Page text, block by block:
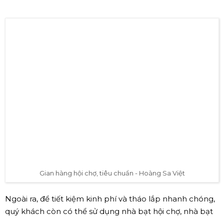
Gian hàng hội chợ, tiêu chuẩn - Hoàng Sa Việt
Ngoài ra, để tiết kiệm kinh phí và tháo lắp nhanh chóng,
quý khách còn có thể sử dụng nhà bạt hội chợ, nhà bạt